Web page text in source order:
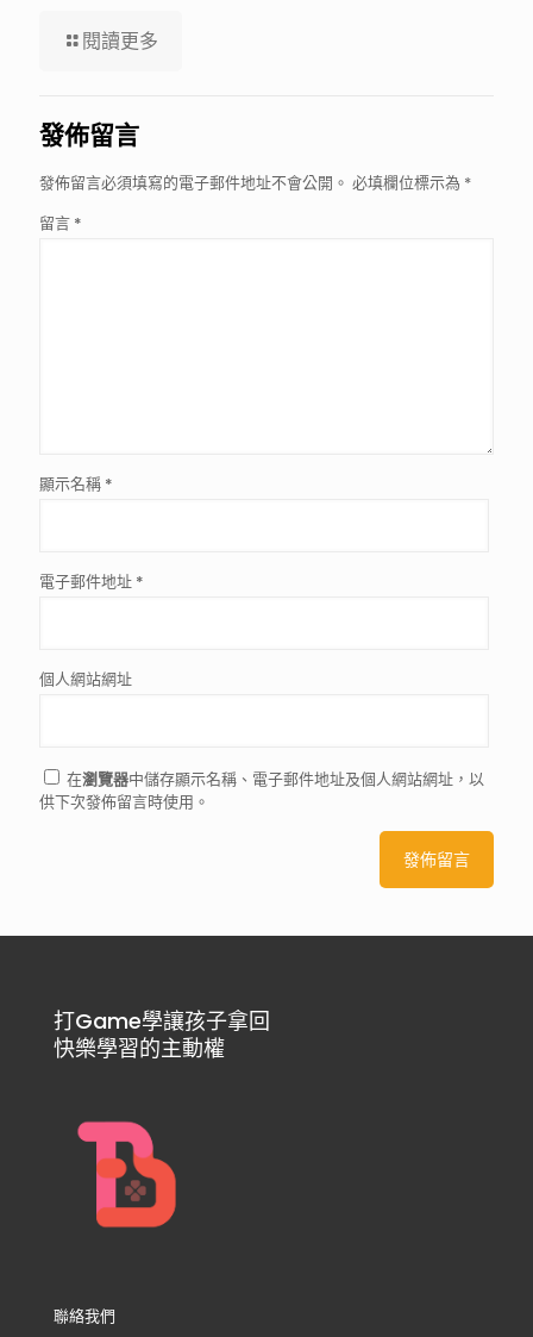
閱讀更多
發佈留言
發佈留言必須填寫的電子郵件地址不會公開。 必填欄位標示為 *
留言 *
顯示名稱 *
電子郵件地址 *
個人網站網址
在瀏覽器中儲存顯示名稱、電子郵件地址及個人網站網址，以
供下次發佈留言時使用。
打Game學讓孩子拿回
快樂學習的主動權
聯絡我們